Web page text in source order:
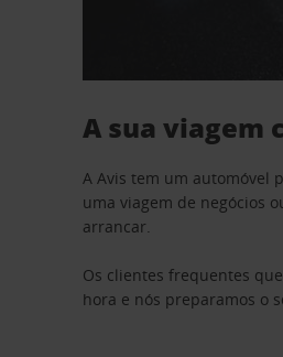
A sua viagem
A Avis tem um automóvel
uma viagem de negócios
arrancar.
Os clientes frequentes
hora e nós preparamos o